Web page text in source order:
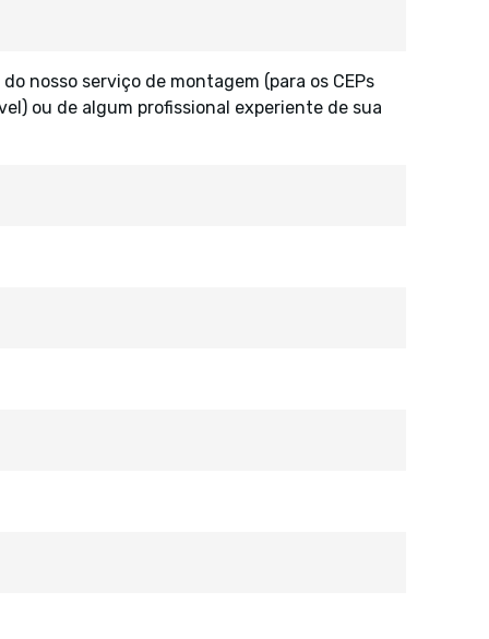
nosso serviço de montagem (para os CEPs
ou de algum profissional experiente de sua